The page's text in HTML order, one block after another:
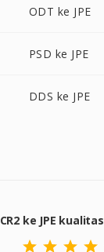
ODT ke JPE
PSD ke JPE
DDS ke JPE
CR2 ke JPE